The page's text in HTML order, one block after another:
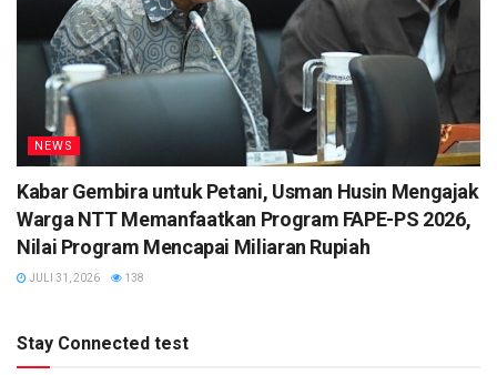
NEWS
Kabar Gembira untuk Petani, Usman Husin Mengajak
Warga NTT Memanfaatkan Program FAPE-PS 2026,
Nilai Program Mencapai Miliaran Rupiah
JULI 31, 2026 138
Stay Connected test